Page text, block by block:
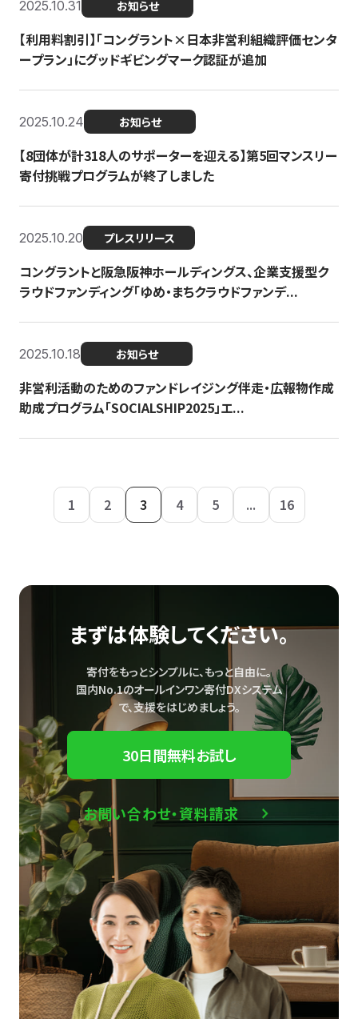
2025.10.31 お知らせ
【利用料割引】「コングラント×日本非営利組織評価センタ
ープラン」にグッドギビングマーク認証が追加
2025.10.24 お知らせ
【8団体が計318人のサポーターを迎える】​​第5回マンスリー
寄付挑戦プログラムが終了しました
2025.10.20 プレスリリース
コングラントと阪急阪神ホールディングス、企業支援型ク
ラウドファンディング「ゆめ・まちクラウドファンデ...
2025.10.18 お知らせ
非営利活動のためのファンドレイジング伴走・広報物作成
助成プログラム「SOCIALSHIP2025」エ...
1 2 3 4 5 ... 16
まずは体験してください。
寄付をもっとシンプルに、もっと自由に。
国内No.1のオールインワン寄付DXシステム
で、支援をはじめましょう。
30日間無料お試し
お問い合わせ・資料請求